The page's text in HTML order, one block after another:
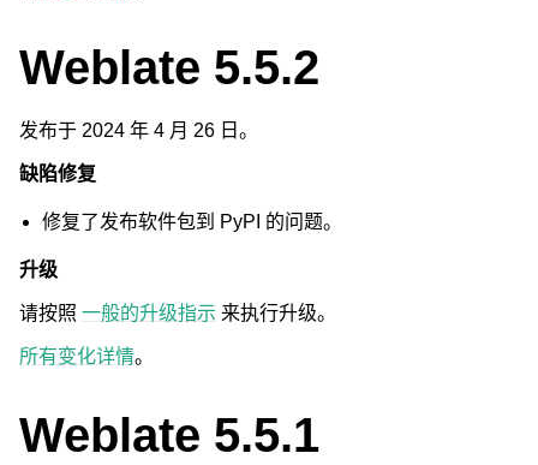
Weblate 5.5.2
发布于 2024 年 4 月 26 日。
缺陷修复
修复了发布软件包到 PyPI 的问题。
升级
请按照 一般的升级指示 来执行升级。
所有变化详情。
Weblate 5.5.1